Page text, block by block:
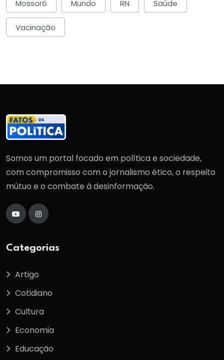
Mossoró Mundo RN Saúde
Vacinação
Somos um portal focado em política e sociedade,
com compromisso com o jornalismo ético, o respeito
mútuo e o combate à desinformação.
Categorias
Artigo
Cotidiano
Cultura
Economia
Educação